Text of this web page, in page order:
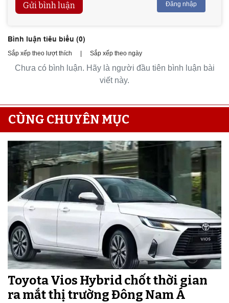
Gửi bình luận Đăng nhập
Bình luận tiêu biểu (0)
Sắp xếp theo lượt thích Sắp xếp theo ngày
Chưa có bình luận. Hãy là người đầu tiên bình luận bài
viết này.
CÙNG CHUYÊN MỤC
Toyota Vios Hybrid chốt thời gian
ra mắt thị trường Đông Nam Á